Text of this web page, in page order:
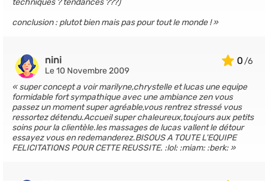
techniques ? tendances ???)
conclusion : plutot bien mais pas pour tout le monde !
0
nini
Le 10 Novembre 2009
super concept a voir marilyne,chrystelle et lucas une equipe
formidable fort sympathique avec une ambiance zen vous
passez un moment super agréable,vous rentrez stressé vous
ressortez détendu.Accueil super chaleureux,toujours aux petits
soins pour la clientèle.les massages de lucas vallent le détour
essayez vous en redemanderez.BISOUS A TOUTE L'EQUIPE
FELICITATIONS POUR CETTE REUSSITE. :lol: :miam: :berk: